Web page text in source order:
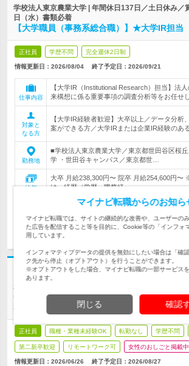
学校法人東京農業大学 | 年間休日137日／土日休み／
日（水）書類必着
【大学職員（事務系総合職）】★大学IR担当
正社員 学歴不問 完全週休2日制
情報更新日：2026/08/04 終了予定日：2026/09/21
仕事内容
【大学IR（Institutional Research）担当】法
来構想に係る重要事項の調査分析等をお任せし
対象と
なる方
【大学IR経験者歓迎】大卒以上／データ分析
案ができる方／大学IRまたは企業IR経験のあ
勤務地
■学校法人東京農業大学／東京都世田谷区桜
学 ・世田谷キャンパス／東京都世…
給与
大卒 月給238,300円〜 院卒 月給254,600円〜
は、経歴（学歴・職務経…
応募する
株式会社アックス | ＊定着率95％ ＊推し活・スポー
年2回
積極採用！土日祝休×月給30万～【サポート事
正社員 職種・業種未経験OK 転勤なし 学歴不問
第二新卒歓迎 リモートワーク可 女性のおしごと掲載中
情報更新日：2026/06/26 終了予定日：2026/08/27
マイナビ転職からのお知ら
マイナビ転職では、サイトの継続的な改善や、ユーザーの
た広告を配信すること等を目的に、Cookie等の「インフォ
用しています。
インフォマティブデータの提供を無効にしたい場合は「確
ク先から停止（オプトアウト）を行うことができます。
※オプトアウトをした場合、マイナビ転職の一部サービス
あります。
閉じる 確認